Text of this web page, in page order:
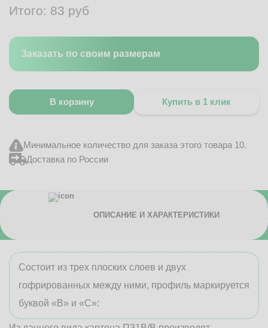
Итого: 83 руб
Заказать по своим размерам
В корзину Купить в 1 клик
Минимальное количество для заказа этого товара 10.
Доставка по России
ОПИСАНИЕ И ХАРАКТЕРИСТИКИ
Состоит из трех плоских слоев и двух
гофрированных между ними, профиль маркируется
буквой «В» и «С»: